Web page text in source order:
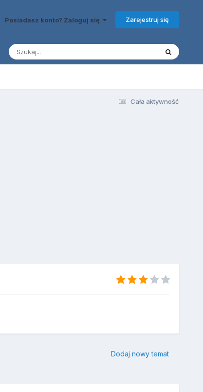
Posiadasz konto? Zaloguj się Zarejestruj się
Cała aktywność
Dodaj nowy temat